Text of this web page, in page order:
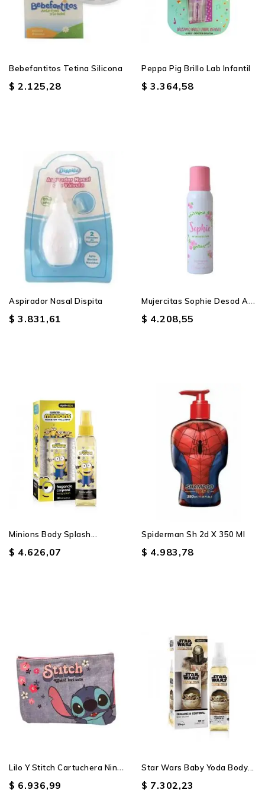
Bebefantitos Tetina Silicona
$ 2.125,28
Peppa Pig Brillo Lab Infantil
$ 3.364,58
Aspirador Nasal Dispita
$ 3.831,61
M
Ujercitas Sophie Desod Aer X
$ 4.208,55
Minions Body Splash...
$ 4.626,07
Spiderman Sh 2d X 350 Ml
$ 4.983,78
L
Ilo Y Stitch Cartuchera Ninos
$ 6.936,99
Star Wars Baby Yoda Body...
$ 7.302,23